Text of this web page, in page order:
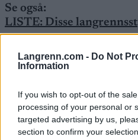
Langrenn.com - Do Not
Information
If you wish to opt-out of the
processing of your personal or
targeted advertising by us,
section to confirm your
Se også:
LISTE: Disse
Fra verdenscupdebut
halvannet år siden. Det
desember 2024. Siden
verdenscuprenn, og står